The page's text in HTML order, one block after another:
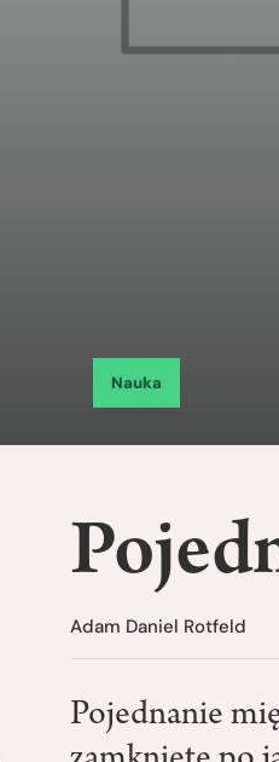
Nauka
Adam Daniel Rotfeld
Pojednanie